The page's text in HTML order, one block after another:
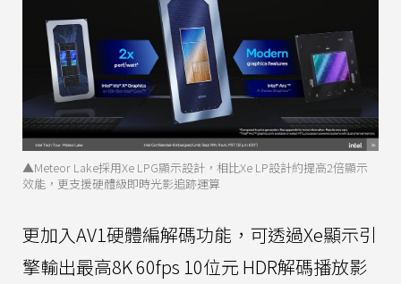
▲Meteor Lake採用Xe LPG顯示設計，相比Xe LP設計約提高2倍顯示
效能，更支援硬體級即時光影追跡運算
更加入AV1硬體編解碼功能，可透過Xe顯示引
擎輸出最高8K 60fps 10位元 HDR解碼播放影